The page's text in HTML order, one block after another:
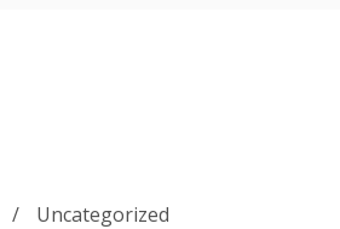
Uncategorized